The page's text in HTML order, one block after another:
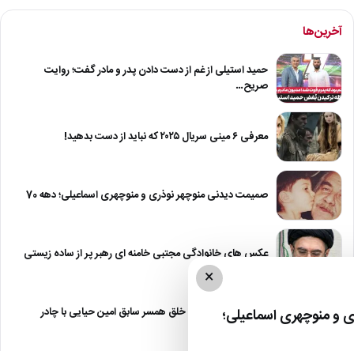
آخرین‌ها
حمید استیلی از غم از دست دادن پدر و مادر گفت؛ روایت
صریح…
معرفی ۶ مینی سریال ۲۰۲۵ که نباید از دست بدهید!
صمیمت دیدنی منوچهر نوذری و منوچهری اسماعیلی؛ دهه 70
عکس های خانوادگی مجتبی خامنه ای رهبر پر از ساده زیستی
عکس| نیلوفر خوش خلق همسر سابق امین حیایی با چادر
×
منوچهری اسماعیلی؛